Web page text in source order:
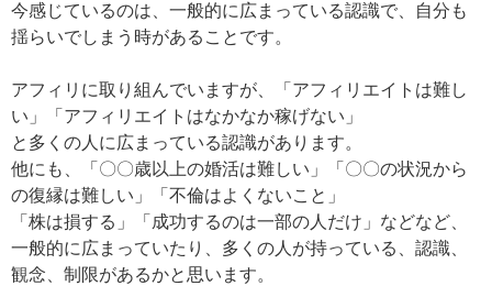
今感じているのは、一般的に広まっている認識で、自分も
揺らいでしまう時があることです。
アフィリに取り組んでいますが、「アフィリエイトは難し
い」「アフィリエイトはなかなか稼げない」
と多くの人に広まっている認識があります。
他にも、「〇〇歳以上の婚活は難しい」「〇〇の状況から
の復縁は難しい」「不倫はよくないこと」
「株は損する」「成功するのは一部の人だけ」などなど、
一般的に広まっていたり、多くの人が持っている、認識、
観念、制限があるかと思います。